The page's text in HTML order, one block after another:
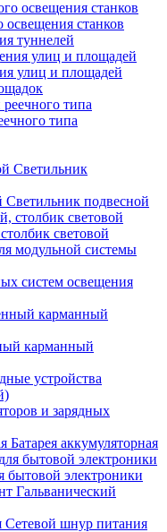
освещения станков
туннелей
улиц и площадей
типа
Светильник
Светильник подвесной
световой
модульной системы
систем освещения
карманный
устройства
и зарядных
Батарея аккумуляторная
бытовой электроники
Гальванический
Сетевой шнур питания